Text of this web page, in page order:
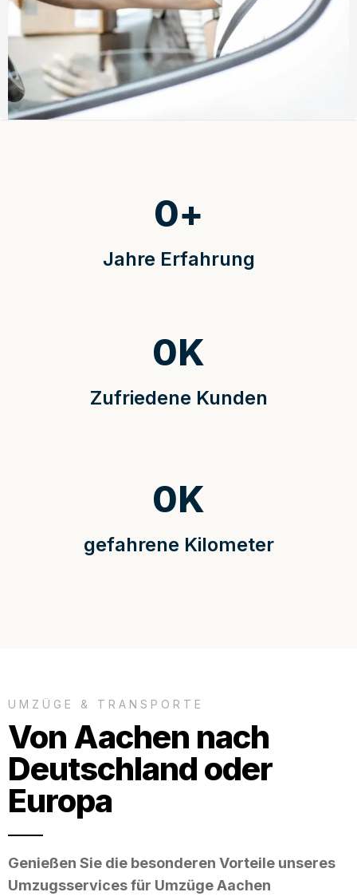
Jahre Erfahrung
0+
Zufriedene Kunden
0K
gefahrene Kilometer
0K
UMZÜGE & TRANSPORTE
Von Aachen nach
Deutschland oder
Europa
Genießen Sie die besonderen Vorteile unseres
Umzugsservices für Umzüge Aachen